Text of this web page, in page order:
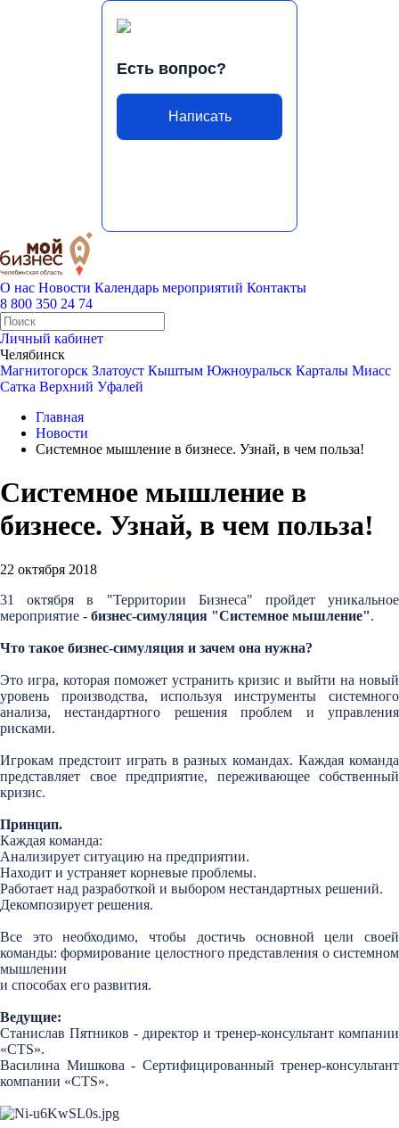
Есть вопрос?
Написать
О нас Новости Календарь мероприятий Контакты
8 800 350 24 74
Личный кабинет
Челябинск
Магнитогорск Златоуст Кыштым Южноуральск Карталы Миасс
Сатка Верхний Уфалей
Главная
Новости
Системное мышление в бизнесе. Узнай, в чем польза!
Системное мышление в
бизнесе. Узнай, в чем польза!
22 октября 2018
31 октября в "Территории Бизнеса" пройдет уникальное
мероприятие - бизнес-симуляция "Системное мышление".
Что такое бизнес-симуляция и зачем она нужна?
Это игра, которая поможет устранить кризис и выйти на новый
уровень производства, используя инструменты системного
анализа, нестандартного решения проблем и управления
рисками.
Игрокам предстоит играть в разных командах. Каждая команда
представляет свое предприятие, переживающее собственный
кризис.
Принцип.
Каждая команда:
Анализирует ситуацию на предприятии.
Находит и устраняет корневые проблемы.
Работает над разработкой и выбором нестандартных решений.
Декомпозирует решения.
Все это необходимо, чтобы достичь основной цели своей
команды: формирование целостного представления о системном
мышлении
и способах его развития.
Ведущие:
Станислав Пятников - директор и тренер-консультант компании
«CTS».
Василина Мишкова - Сертифицированный тренер-консультант
компании «CTS».